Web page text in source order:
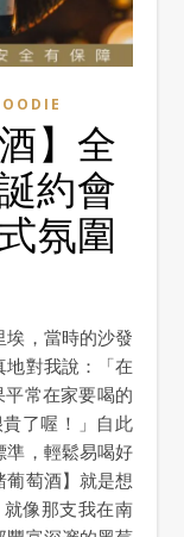
】全
約會
氛圍
地對我說：「在
常在家要喝的
了喔！」自此
準，輕鬆易喝好
葡萄酒】就是想
像那支我在南